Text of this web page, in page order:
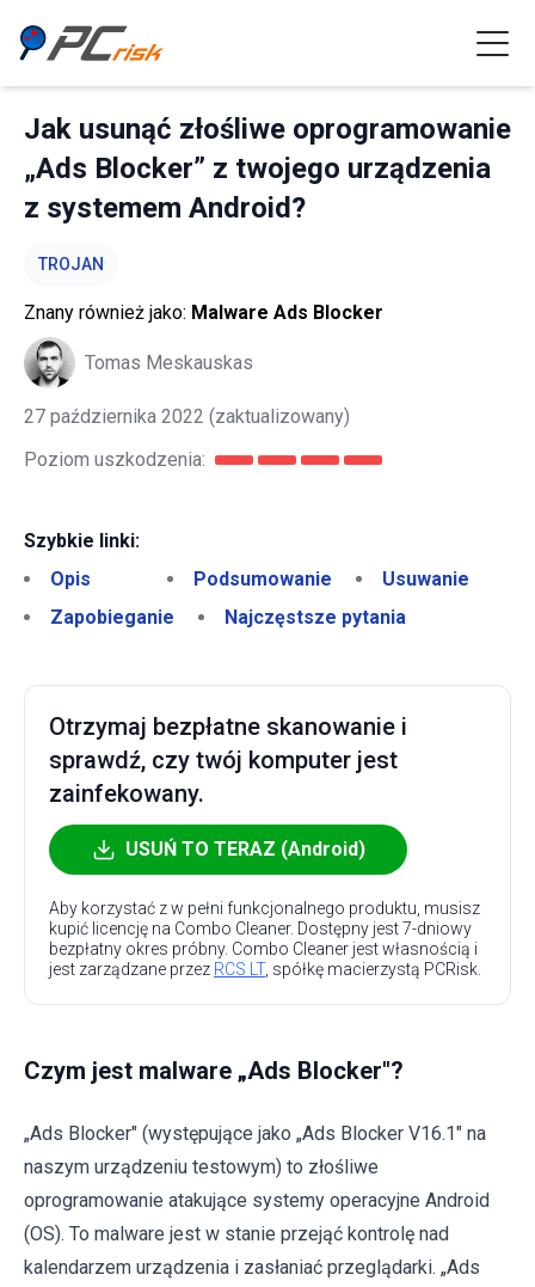
Jak usunąć złośliwe oprogramowanie
„Ads Blocker” z twojego urządzenia
z systemem Android?
TROJAN
Znany również jako: Malware Ads Blocker
Tomas Meskauskas
27 października 2022 (zaktualizowany)
Poziom uszkodzenia:
Szybkie linki:
Opis
Podsumowanie
Usuwanie
Zapobieganie
Najczęstsze pytania
Otrzymaj bezpłatne skanowanie i
sprawdź, czy twój komputer jest
zainfekowany.
USUŃ TO TERAZ (Android)
Aby korzystać z w pełni funkcjonalnego produktu, musisz
kupić licencję na Combo Cleaner. Dostępny jest 7-dniowy
bezpłatny okres próbny. Combo Cleaner jest własnością i
jest zarządzane przez RCS LT, spółkę macierzystą PCRisk.
Czym jest malware „Ads Blocker"?
„Ads Blocker" (występujące jako „Ads Blocker V16.1" na
naszym urządzeniu testowym) to złośliwe
oprogramowanie atakujące systemy operacyjne Android
(OS). To malware jest w stanie przejąć kontrolę nad
kalendarzem urządzenia i zasłaniać przeglądarki. „Ads